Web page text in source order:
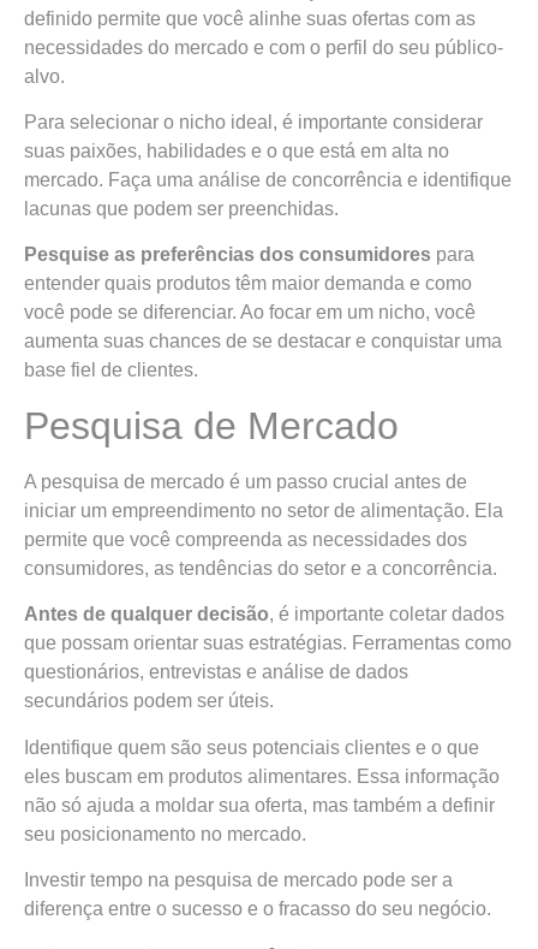
definido permite que você alinhe suas ofertas com as
necessidades do mercado e com o perfil do seu público-
alvo.
Para selecionar o nicho ideal, é importante considerar
suas paixões, habilidades e o que está em alta no
mercado. Faça uma análise de concorrência e identifique
lacunas que podem ser preenchidas.
Pesquise as preferências dos consumidores para
entender quais produtos têm maior demanda e como
você pode se diferenciar. Ao focar em um nicho, você
aumenta suas chances de se destacar e conquistar uma
base fiel de clientes.
Pesquisa de Mercado
A pesquisa de mercado é um passo crucial antes de
iniciar um empreendimento no setor de alimentação. Ela
permite que você compreenda as necessidades dos
consumidores, as tendências do setor e a concorrência.
Antes de qualquer decisão, é importante coletar dados
que possam orientar suas estratégias. Ferramentas como
questionários, entrevistas e análise de dados
secundários podem ser úteis.
Identifique quem são seus potenciais clientes e o que
eles buscam em produtos alimentares. Essa informação
não só ajuda a moldar sua oferta, mas também a definir
seu posicionamento no mercado.
Investir tempo na pesquisa de mercado pode ser a
diferença entre o sucesso e o fracasso do seu negócio.